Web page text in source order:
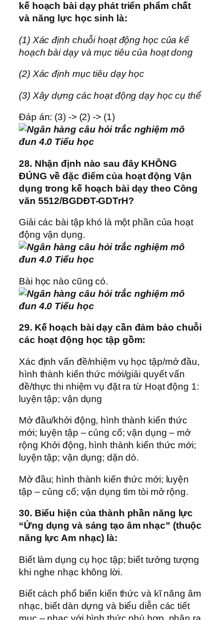
kế hoạch bài dạy phát triển phẩm chất
và năng lực học sinh là:
(1) Xác định chuỗi hoạt động học của kế
hoạch bài dạy và mục tiêu của hoạt dong
(2) Xác định mục tiêu dạy học
(3) Xây dựng các hoạt động dạy học cụ thể
Đáp án: (3) -> (2) -> (1)
28. Nhận định nào sau đây KHÔNG
ĐÚNG về đặc điểm của hoạt động Vận
dụng trong kế hoạch bài dạy theo Công
văn 5512/BGDĐT-GDTrH?
Giải các bài tập khó là một phần của hoạt
động vận dụng.
Bài học nào cũng có.
29. Kế hoạch bài dạy cần đảm bảo chuỗi
các hoạt động học tập gồm:
Xác định vấn đề/nhiệm vụ học tập/mở đầu,
hình thành kiến thức mới/giải quyết vấn
đề/thực thi nhiệm vụ đặt ra từ Hoạt động 1:
luyện tập; vận dụng
Mở đầu/khởi động, hình thành kiến thức
mới; luyện tập – củng cố; vận dụng – mở
rộng Khởi động, hình thành kiến thức mới;
luyện tập; vận dụng; dặn dò.
Mở đầu; hình thành kiến thức mới; luyện
tập – củng cố; vận dụng tìm tòi mở rộng.
30. Biểu hiện của thành phần năng lực
“Ứng dụng và sáng tạo âm nhạc” (thuộc
năng lực Am nhạc) là:
Biết làm dụng cụ học tập; biết tưởng tượng
khi nghe nhạc không lời.
Biết cách phổ biến kiến thức và kĩ năng âm
nhạc, biết dàn dựng và biểu diễn các tiết